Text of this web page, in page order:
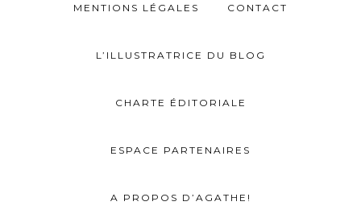
MENTIONS LÉGALES CONTACT
L’ILLUSTRATRICE DU BLOG
CHARTE ÉDITORIALE
ESPACE PARTENAIRES
A PROPOS D’AGATHE!